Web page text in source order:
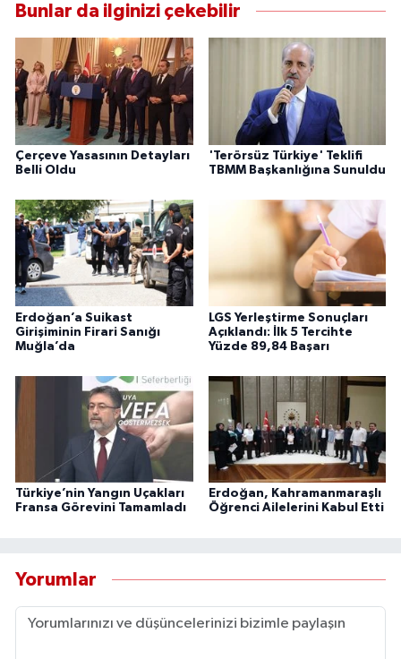
Bunlar da ilginizi çekebilir
Çerçeve Yasasının Detayları
Belli Oldu
'Terörsüz Türkiye' Teklifi
TBMM Başkanlığına Sunuldu
Erdoğan’a Suikast
Girişiminin Firari Sanığı
Muğla’da
LGS Yerleştirme Sonuçları
Açıklandı: İlk 5 Tercihte
Yüzde 89,84 Başarı
Türkiye’nin Yangın Uçakları
Fransa Görevini Tamamladı
Erdoğan, Kahramanmaraşlı
Öğrenci Ailelerini Kabul Etti
Yorumlar